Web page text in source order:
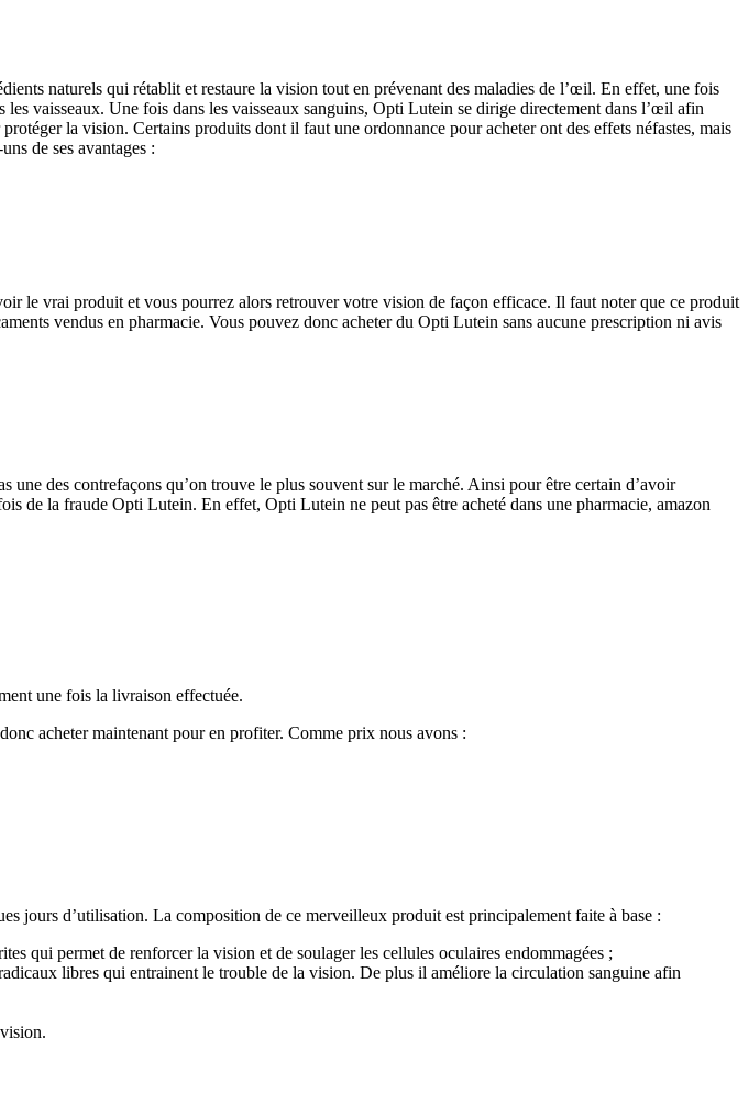
naturels qui rétablit et restaure la vision tout en prévenant des maladies de l’œil. En effet, une fois
vaisseaux. Une fois dans les vaisseaux sanguins, Opti Lutein se dirige directement dans l’œil afin
la vision. Certains produits dont il faut une ordonnance pour acheter ont des effets néfastes, mais
de ses avantages :
le vrai produit et vous pourrez alors retrouver votre vision de façon efficace. Il faut noter que ce produit
vendus en pharmacie. Vous pouvez donc acheter du Opti Lutein sans aucune prescription ni avis
des contrefaçons qu’on trouve le plus souvent sur le marché. Ainsi pour être certain d’avoir
de la fraude Opti Lutein. En effet, Opti Lutein ne peut pas être acheté dans une pharmacie, amazon
une fois la livraison effectuée.
acheter maintenant pour en profiter. Comme prix nous avons :
jours d’utilisation. La composition de ce merveilleux produit est principalement faite à base :
qui permet de renforcer la vision et de soulager les cellules oculaires endommagées ;
libres qui entrainent le trouble de la vision. De plus il améliore la circulation sanguine afin